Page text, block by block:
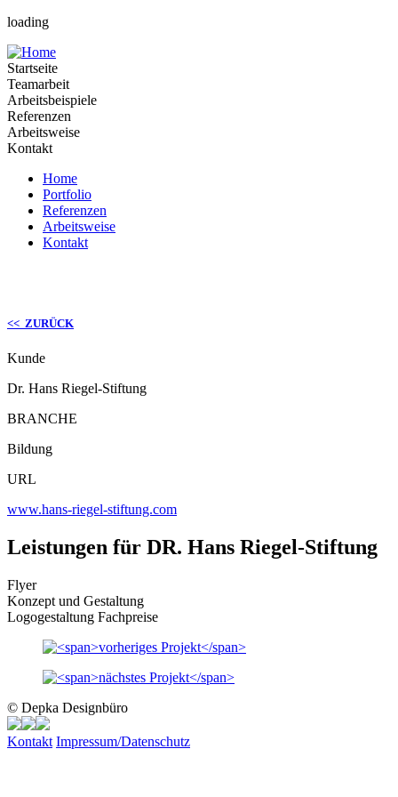
loading
Startseite
Teamarbeit
Arbeitsbeispiele
Referenzen
Arbeitsweise
Kontakt
Home
Portfolio
Referenzen
Arbeitsweise
Kontakt
<< ZURÜCK
Kunde
Dr. Hans Riegel-Stiftung
BRANCHE
Bildung
URL
www.hans-riegel-stiftung.com
Leistungen für DR. Hans Riegel-Stiftung
Flyer
Konzept und Gestaltung
Logogestaltung Fachpreise
© Depka Designbüro
Kontakt Impressum/Datenschutz